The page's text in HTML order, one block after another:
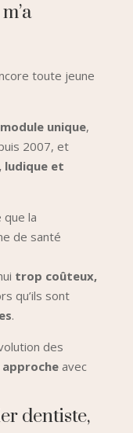
toute jeune
module unique,
2007, et
ludique et
que la
de santé
trop coûteux,
qu’ils sont
.
des
avec
dentiste,